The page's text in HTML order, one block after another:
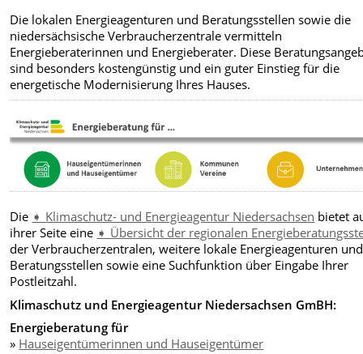
Die lokalen Energieagenturen und Beratungsstellen sowie die
niedersächsische Verbraucherzentrale vermitteln
Energieberaterinnen und Energieberater. Diese
sind besonders kostengünstig und ein guter Einstieg für die
energetische Modernisierung Ihres Hauses.
Die ➧ Klimaschutz- und Energieagentur Niedersachsen bietet
ihrer Seite eine ➧ Übersicht der regionalen
der Verbraucherzentralen, weitere lokale Energieagenturen und
Beratungsstellen sowie eine Suchfunktion über Eingabe Ihrer
Postleitzahl.
Klimaschutz und Energieagentur Niedersachsen GmBH:
Energieberatung für
» Hauseigentümerinnen und Hauseigentümer